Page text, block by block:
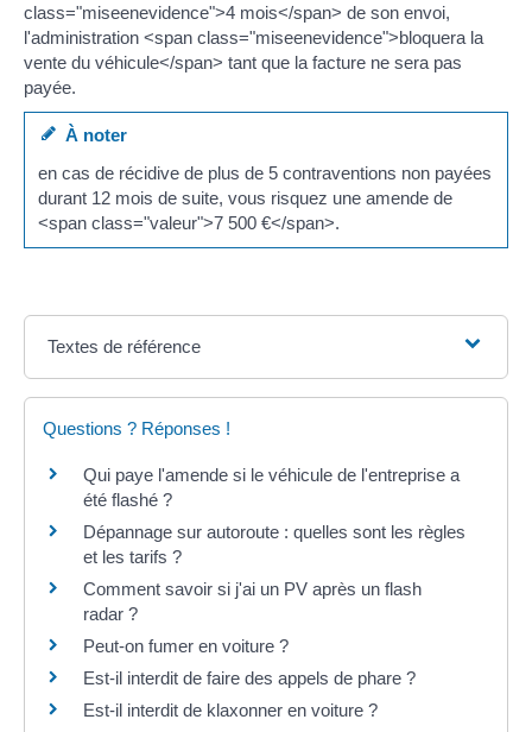
class="miseenevidence">4 mois</span> de son envoi,
l'administration <span class="miseenevidence">bloquera la
vente du véhicule</span> tant que la facture ne sera pas
payée.
À noter
en cas de récidive de plus de 5 contraventions non payées
durant 12 mois de suite, vous risquez une amende de
<span class="valeur">7 500 €</span>.
Textes de référence
Questions ? Réponses !
Qui paye l'amende si le véhicule de l'entreprise a
été flashé ?
Dépannage sur autoroute : quelles sont les règles
et les tarifs ?
Comment savoir si j'ai un PV après un flash
radar ?
Peut-on fumer en voiture ?
Est-il interdit de faire des appels de phare ?
Est-il interdit de klaxonner en voiture ?